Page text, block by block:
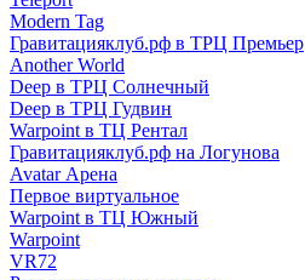
Modern Tag
Гравитацияклуб.рф в ТРЦ Премьер
Another World
Deep в ТРЦ Солнечный
Deep в ТРЦ Гудвин
Warpoint в ТЦ Рентал
Гравитацияклуб.рф на Логунова
Avatar Арена
Первое виртуальное
Warpoint в ТЦ Южный
Warpoint
VR72